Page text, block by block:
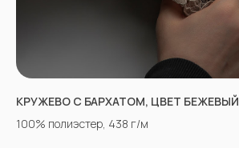
КРУЖЕВО С БАРХАТОМ, ЦВЕТ БЕЖЕВЫЙ
100% полиэстер, 438 г/м